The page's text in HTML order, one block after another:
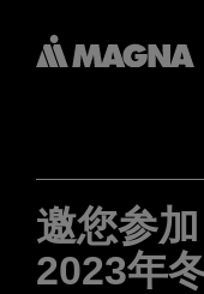
邀您参加
2023年